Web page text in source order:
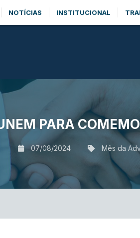
NOTÍCIAS INSTITUCIONAL
PARA
07/08/2024 Mês da